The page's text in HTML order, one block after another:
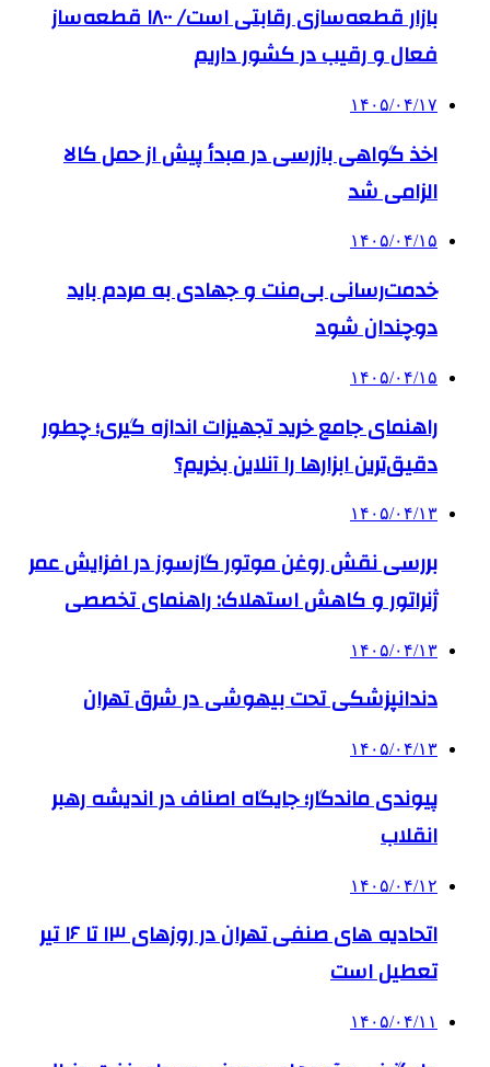
بازار قطعه‌سازی رقابتی است/ ۱۸۰۰ قطعه‌ساز
فعال و رقیب در کشور داریم
۱۴۰۵/۰۴/۱۷
اخذ گواهی بازرسی در مبدأ پیش از حمل کالا
الزامی شد
۱۴۰۵/۰۴/۱۵
خدمت‌رسانی بی‌منت و جهادی به مردم باید
دوچندان شود
۱۴۰۵/۰۴/۱۵
راهنمای جامع خرید تجهیزات اندازه گیری؛ چطور
دقیق‌ترین ابزارها را آنلاین بخریم؟
۱۴۰۵/۰۴/۱۳
بررسی نقش روغن موتور گازسوز در افزایش عمر
ژنراتور و کاهش استهلاک: راهنمای تخصصی
۱۴۰۵/۰۴/۱۳
دندانپزشکی تحت بیهوشی در شرق تهران
۱۴۰۵/۰۴/۱۳
پیوندی ماندگار؛ جایگاه اصناف در اندیشه رهبر
انقلاب
۱۴۰۵/۰۴/۱۲
اتحادیه های صنفی تهران در روزهای ۱۳ تا ۱۶ تیر
تعطیل است
۱۴۰۵/۰۴/۱۱